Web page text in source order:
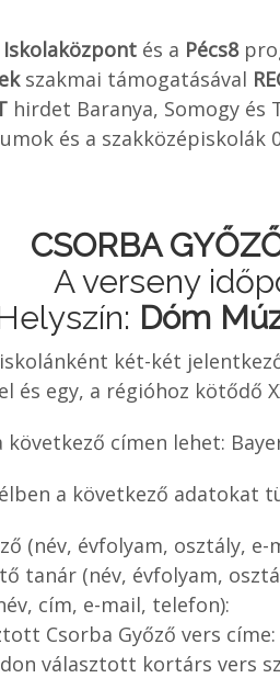
és a Pécs8
szakmai támogatásával
hirdet Baranya, Somogy és
és a szakközépiskolák
CSORBA
A verseny
Dóm
két-két
és egy, a régióhoz kötődő
következő címen lehet:
a következő adatokat
(név, évfolyam, osztály, e-
tanár (név, évfolyam,
cím, e-mail, telefon):
Csorba Győző vers címe:
választott kortárs vers